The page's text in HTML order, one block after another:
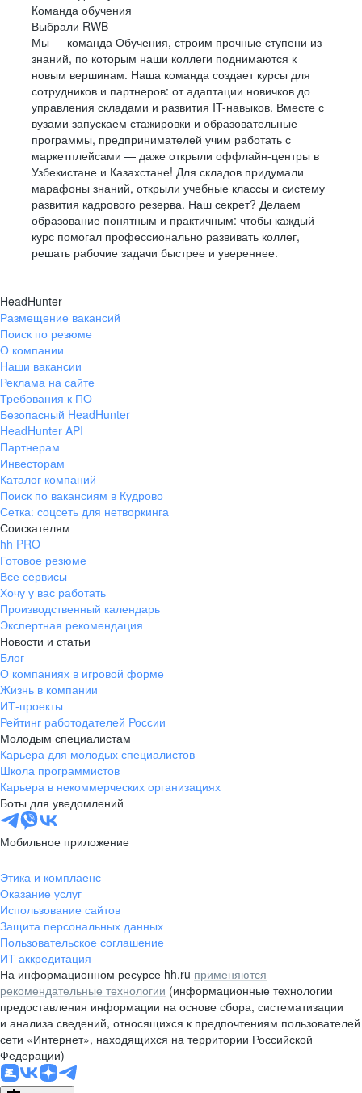
Команда обучения
Выбрали RWB
Мы — команда Обучения, строим прочные ступени из
знаний, по которым наши коллеги поднимаются к
новым вершинам. Наша команда создает курсы для
сотрудников и партнеров: от адаптации новичков до
управления складами и развития IT-навыков. Вместе с
вузами запускаем стажировки и образовательные
программы, предпринимателей учим работать с
маркетплейсами — даже открыли оффлайн-центры в
Узбекистане и Казахстане! Для складов придумали
марафоны знаний, открыли учебные классы и систему
развития кадрового резерва. Наш секрет? Делаем
образование понятным и практичным: чтобы каждый
курс помогал профессионально развивать коллег,
решать рабочие задачи быстрее и увереннее.
HeadHunter
Размещение вакансий
Поиск по резюме
О компании
Наши вакансии
Реклама на сайте
Требования к ПО
Безопасный HeadHunter
HeadHunter API
Партнерам
Инвесторам
Каталог компаний
Поиск по вакансиям в Кудрово
Сетка: соцсеть для нетворкинга
Соискателям
hh PRO
Готовое резюме
Все сервисы
Хочу у вас работать
Производственный календарь
Экспертная рекомендация
Новости и статьи
Блог
О компаниях в игровой форме
Жизнь в компании
ИТ-проекты
Рейтинг работодателей России
Молодым специалистам
Карьера для молодых специалистов
Школа программистов
Карьера в некоммерческих организациях
Боты для уведомлений
Мобильное приложение
Этика и комплаенс
Оказание услуг
Использование сайтов
Защита персональных данных
Пользовательское соглашение
ИТ аккредитация
На информационном ресурсе hh.ru применяются
рекомендательные технологии (информационные технологии
предоставления информации на основе сбора, систематизации
и анализа сведений, относящихся к предпочтениям пользователей
сети «Интернет», находящихся на территории Российской
Федерации)